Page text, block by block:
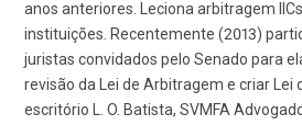
anos anteriores. Leciona arbitragem
instituições. Recentemente (2013)
juristas convidados pelo Senado para
revisão da Lei de Arbitragem e criar Lei
escritório L. O. Batista, SVMFA